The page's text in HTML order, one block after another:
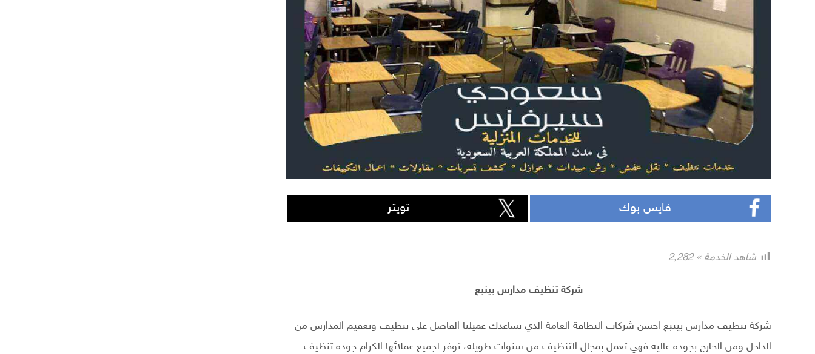
فايس بوك تويتر
شاهد الخدمة » 2٬282
شركة تنظيف مدارس بينبع
شركة تنظيف مدارس بينبع احسن شركات النظافة العامة الذي تساعدك عميلنا الفاضل على تنظيف وتعقيم المدارس من
الداخل ومن الخارج بجوده عالية فهي تعمل بمجال التنظيف من سنوات طويله، توفر لجميع عملائها الكرام جوده تنظيف